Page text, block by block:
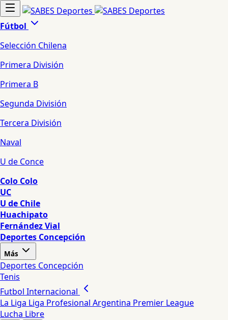
Fútbol
Selección Chilena
Primera División
Primera B
Segunda División
Tercera División
Naval
U de Conce
Colo Colo
UC
U de Chile
Huachipato
Fernández Vial
Deportes Concepción
Más
Deportes Concepción
Tenis
Futbol Internacional
La Liga Liga Profesional Argentina Premier League
Lucha Libre